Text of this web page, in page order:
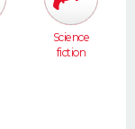
Science
fiction